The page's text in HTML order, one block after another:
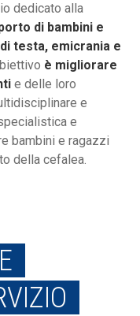
dedicato alla
di bambini e
testa, emicrania e
è migliorare
e delle loro
e
e
bambini e ragazzi
della cefalea.